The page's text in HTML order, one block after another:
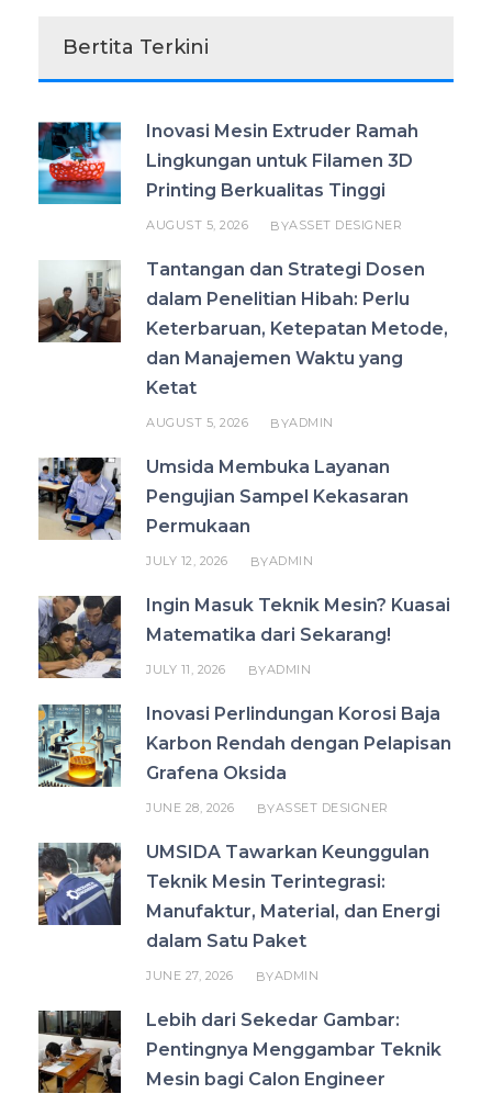
Bertita Terkini
Inovasi Mesin Extruder Ramah
Lingkungan untuk Filamen 3D
Printing Berkualitas Tinggi
AUGUST 5, 2026 BYASSET DESIGNER
Tantangan dan Strategi Dosen
dalam Penelitian Hibah: Perlu
Keterbaruan, Ketepatan Metode,
dan Manajemen Waktu yang
Ketat
AUGUST 5, 2026 BYADMIN
Umsida Membuka Layanan
Pengujian Sampel Kekasaran
Permukaan
JULY 12, 2026 BYADMIN
Ingin Masuk Teknik Mesin? Kuasai
Matematika dari Sekarang!
JULY 11, 2026 BYADMIN
Inovasi Perlindungan Korosi Baja
Karbon Rendah dengan Pelapisan
Grafena Oksida
JUNE 28, 2026 BYASSET DESIGNER
UMSIDA Tawarkan Keunggulan
Teknik Mesin Terintegrasi:
Manufaktur, Material, dan Energi
dalam Satu Paket
JUNE 27, 2026 BYADMIN
Lebih dari Sekedar Gambar:
Pentingnya Menggambar Teknik
Mesin bagi Calon Engineer